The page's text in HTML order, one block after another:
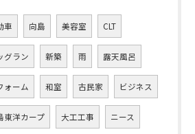
車 向島 美容室 CLT
グラン 新築 雨 露天風呂
ォーム 和室 古民家 ビジネス
東洋カープ 大工工事 ニース